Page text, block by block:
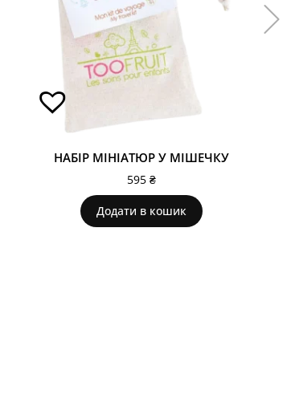
НАБІР МІНІАТЮР У МІШЕЧКУ
595 ₴
Додати в кошик